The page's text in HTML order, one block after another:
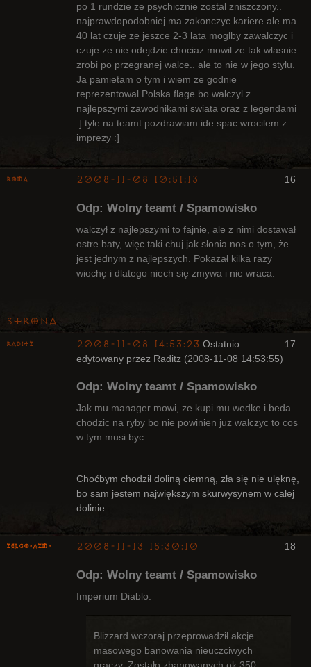
po 1 rundzie ze psychicznie zostal zniszczony..
najprawdopodobniej ma zakonczyc kariere ale ma
40 lat czuje ze jeszce 2-3 lata moglby zawalczyc i
czuje ze nie odejdzie chociaz mowil ze tak wlasnie
zrobi po przegranej walce.. ale to nie w jego stylu.
Ja pamietam o tym i wiem ze godnie
reprezentowal Polska flage bo walczyl z
najlepszymi zawodnikami swiata oraz z legendami
:] tyle na teamt pozdrawiam ide spac wrocilem z
imprezy :]
16
Roma 2008-11-08 10:51:13
Odp: Wolny teamt / Spamowisko
walczył z najlepszymi to fajnie, ale z nimi dostawał
ostre baty, więc taki chuj jak słonia nos o tym, że
jest jednym z najlepszych. Pokazał kilka razy
wiochę i dlatego niech się zmywa i nie wraca.
Strona
17
Raditz 2008-11-08 14:53:23 Ostatnio
edytowany przez Raditz (2008-11-08 14:53:55)
Odp: Wolny teamt / Spamowisko
Jak mu manager mowi, ze kupi mu wedke i beda
chodzic na ryby bo nie powinien juz walczyc to cos
w tym musi byc.
Choćbym chodził doliną ciemną, zła się nie ulęknę,
bo sam jestem największym skurwysynem w całej
dolinie.
18
ZelgO-AZM- 2008-11-13 15:30:10
Odp: Wolny teamt / Spamowisko
Imperium Diablo:
Blizzard wczoraj przeprowadził akcje
masowego banowania nieuczciwych
graczy. Zostało zbanowanych ok 350